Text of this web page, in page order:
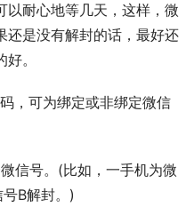
以耐心地等几天，这样，微
还是没有解封的话，最好还
。
可为绑定或非绑定微信
号。(比如，一手机为微
B解封。)